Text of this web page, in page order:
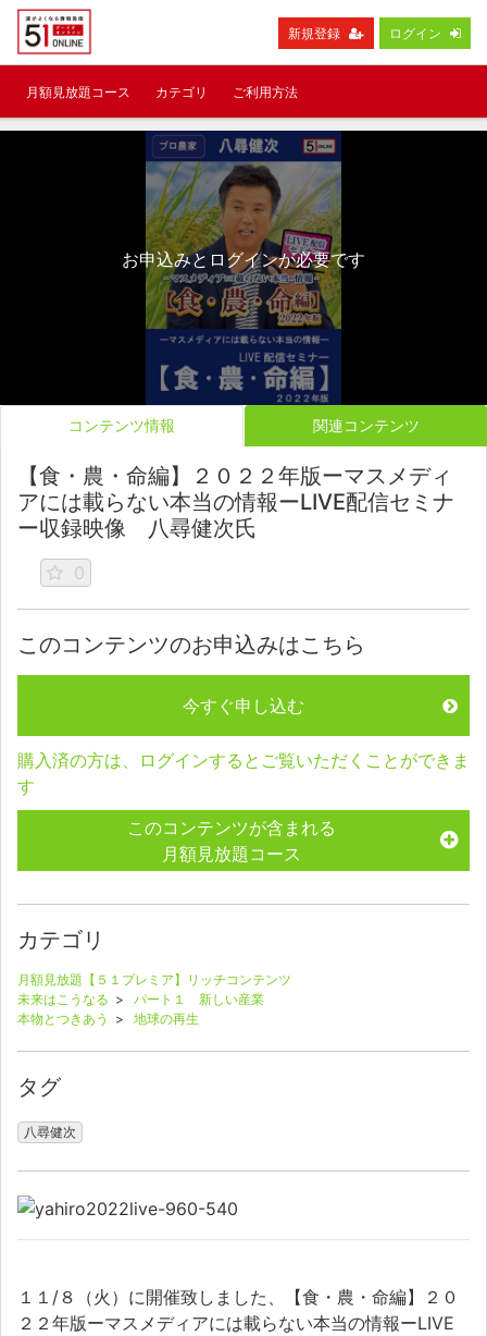
新規登録 ログイン
月額見放題コース カテゴリ ご利用方法
お申込みとログインが必要です
コンテンツ情報 関連コンテンツ
【食・農・命編】２０２２年版ーマスメディ
アには載らない本当の情報ーLIVE配信セミナ
ー収録映像 八尋健次氏
0
このコンテンツのお申込みはこちら
今すぐ申し込む
購入済の方は、ログインするとご覧いただくことができま
す
このコンテンツが含まれる
月額見放題コース
カテゴリ
月額見放題【５１プレミア】リッチコンテンツ
未来はこうなる > パート１ 新しい産業
本物とつきあう
> 地球の再生
タグ
八尋健次
１１/８（火）に開催致しました、【食・農・命編】２０
２２年版ーマスメディアには載らない本当の情報ーLIVE